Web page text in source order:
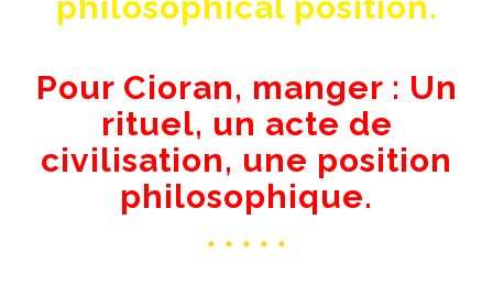
Pour Cioran, manger : Un
rituel, un acte de
civilisation, une position
philosophique.
* * * * *